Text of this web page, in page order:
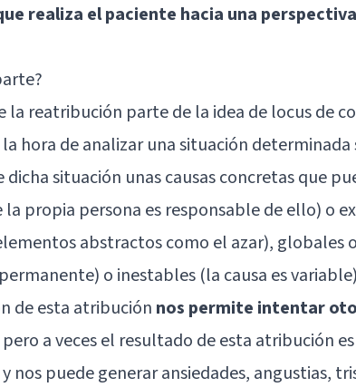
realiza el paciente hacia una
la reatribución parte de la idea de locus de
la hora de analizar una situación
dicha situación unas causas concretas que
la propia persona es responsable de ello) o
abstractos como el azar), globales
o inestables (la causa es
de esta atribución nos permite intentar
pero a veces el resultado de esta atribución
nos puede generar ansiedades, angustias,